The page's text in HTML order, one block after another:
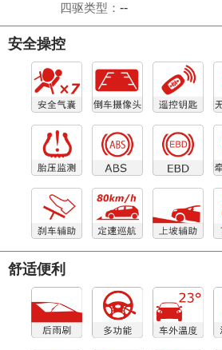
四驱类型： --
安全操控
舒适便利